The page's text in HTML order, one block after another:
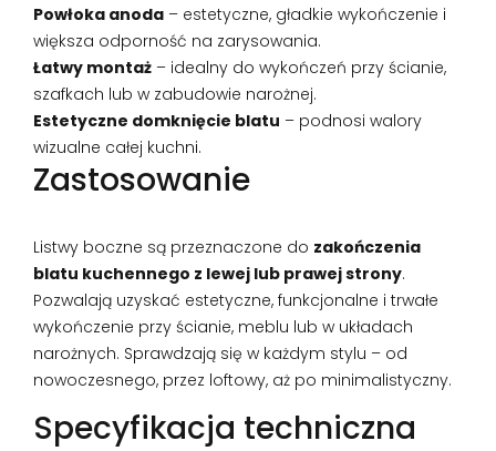
Powłoka anoda – estetyczne, gładkie wykończenie i
większa odporność na zarysowania.
Łatwy montaż – idealny do wykończeń przy ścianie,
szafkach lub w zabudowie narożnej.
Estetyczne domknięcie blatu – podnosi walory
wizualne całej kuchni.
Zastosowanie
Listwy boczne są przeznaczone do zakończenia
blatu kuchennego z lewej lub prawej strony.
Pozwalają uzyskać estetyczne, funkcjonalne i trwałe
wykończenie przy ścianie, meblu lub w układach
narożnych. Sprawdzają się w każdym stylu – od
nowoczesnego, przez loftowy, aż po minimalistyczny.
Specyfikacja techniczna